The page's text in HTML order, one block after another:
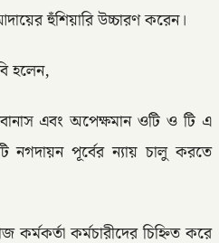
হুঁশিয়ারি উচ্চারণ করেন।
হলেন,
এবং অপেক্ষমান ওটি ও টি এ
পূর্বের ন্যায় চালু করতে
কর্মকর্তা কর্মচারীদের চিহ্নিত করে